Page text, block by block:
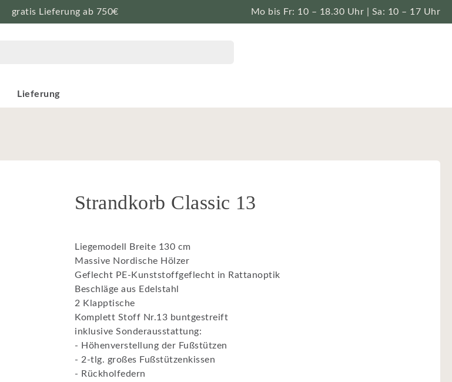
gratis Lieferung ab 750€ Mo bis Fr: 10 – 18.30 Uhr | Sa: 10 – 17 Uhr
Lieferung
Strandkorb Classic 13
Liegemodell Breite 130 cm
Massive Nordische Hölzer
Geflecht PE-Kunststoffgeflecht in Rattanoptik
Beschläge aus Edelstahl
2 Klapptische
Komplett Stoff Nr.13 buntgestreift
inklusive Sonderausstattung:
- Höhenverstellung der Fußstützen
- 2-tlg. großes Fußstützenkissen
- Rückholfedern